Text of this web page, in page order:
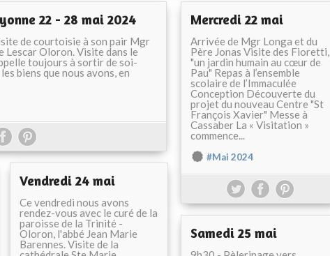
22 - 28 mai 2024
de courtoisie à son pair Mgr
Lescar Oloron. Visite dans le
toujours à sortir de soi-
biens que nous avons, en
Mercredi 22 mai
Arrivée de Mgr Longa et du
Père Jonas Visite des Fioretti,
"un jardin humain au cœur de
Pau" Repas à l’ensemble
scolaire de l’Immaculée
Conception Découverte du
projet du nouveau Centre "St
François Xavier" Messe à
Cassaber La « Visitation »
commence...
#Mai 2024
Vendredi 24 mai
Ce vendredi nous avons
rendez-vous avec le curé de la
paroisse de la Trinité -
Oloron, l'abbé Jean Marie
Barennes. Visite de la
Samedi 25 mai